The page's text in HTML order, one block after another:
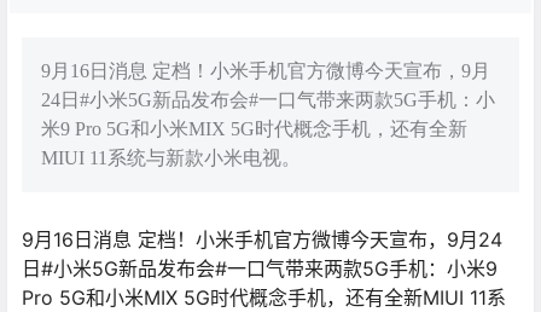
9月16日消息 定档！小米手机官方微博今天宣布，9月
24日#小米5G新品发布会#一口气带来两款5G手机：小
米9 Pro 5G和小米MIX 5G时代概念手机，还有全新
MIUI 11系统与新款小米电视。
9月16日消息 定档！小米手机官方微博今天宣布，9月24
日#小米5G新品发布会#一口气带来两款5G手机：小米9
Pro 5G和小米MIX 5G时代概念手机，还有全新MIUI 11系